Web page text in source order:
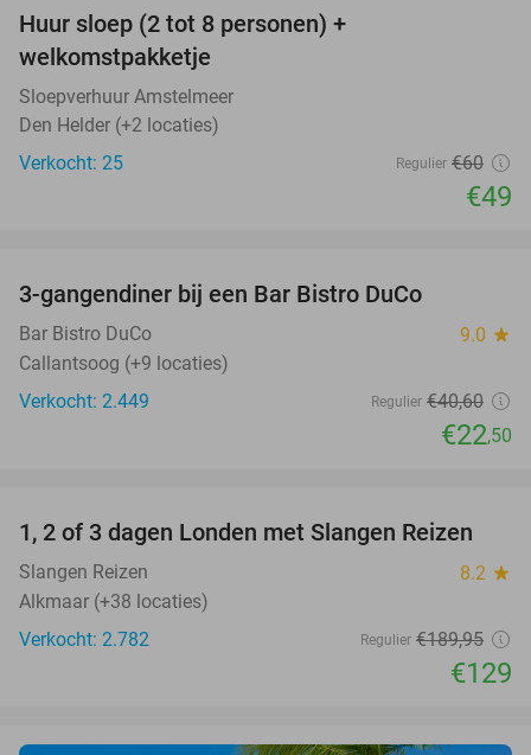
Huur sloep (2 tot 8 personen) +
welkomstpakketje
Sloepverhuur Amstelmeer
Den Helder (+2 locaties)
Verkocht: 25
Regulier €60
€49
3-gangendiner bij een Bar Bistro DuCo
Bar Bistro DuCo 9.0 star
Callantsoog (+9 locaties)
Verkocht: 2.449
Regulier €40,60
€22,50
32%
1, 2 of 3 dagen Londen met Slangen Reizen
Slangen Reizen 8.2 star
Alkmaar (+38 locaties)
Verkocht: 2.782
Regulier €189,95
€129